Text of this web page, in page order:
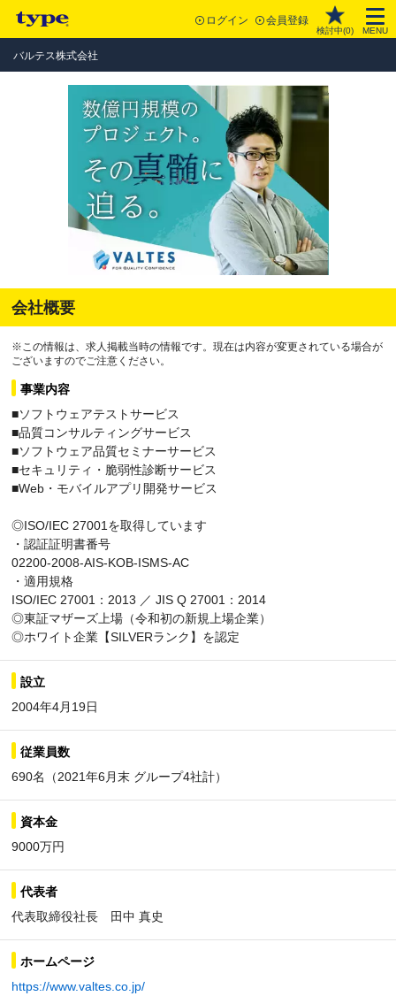
ログイン 会員登録
検討中(0) MENU
バルテス株式会社
会社概要
※この情報は、求人掲載当時の情報です。現在は内容が変更されている場合が
ございますのでご注意ください。
事業内容
■ソフトウェアテストサービス
■品質コンサルティングサービス
■ソフトウェア品質セミナーサービス
■セキュリティ・脆弱性診断サービス
■Web・モバイルアプリ開発サービス
◎ISO/IEC 27001を取得しています
・認証証明書番号
02200-2008-AIS-KOB-ISMS-AC
・適用規格
ISO/IEC 27001：2013 ／ JIS Q 27001：2014
◎東証マザーズ上場（令和初の新規上場企業）
◎ホワイト企業【SILVERランク】を認定
設立
2004年4月19日
従業員数
690名（2021年6月末 グループ4社計）
資本金
9000万円
代表者
代表取締役社長 田中 真史
ホームページ
https://www.valtes.co.jp/